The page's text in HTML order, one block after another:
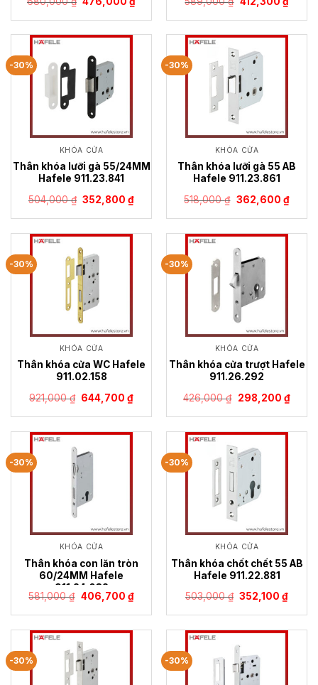
là:
tại
476,000 ₫.
là:
hiện
tại
-30%
KHÓA CỬA
Thân khóa lưỡi gà 55/24MM
Hafele 911.23.841
504,000₫ Giá
là:
352,800₫Giá
tại
352,800 ₫.
-30%
KHÓA CỬA
Thân khóa lưỡi gà 55 AB
Hafele 911.23.861
518,000₫ Giá
là:
362,600 ₫Giá
hiện
tại
-30%
KHÓA CỬA
Thân khóa cửa WC Hafele
911.02.158
921,000₫ Giá
là:
644,700₫Giá
tại
644,700 ₫.
-30%
KHÓA CỬA
Thân khóa cửa trượt Hafele
911.26.292
426,000₫ Giá
là:
298,200 ₫Giá
hiện
tại
-30%
KHÓA CỬA
Thân khóa con lăn tròn
60/24MM Hafele
911.24.032
581,000₫ Giá
là:
406,700 ₫Giá
hiện
tại
406,700 ₫.
-30%
KHÓA CỬA
Thân khóa chốt chết 55 AB
Hafele 911.22.881
503,000₫ Giá
là:
352,100₫Giá
tại
-30% -30%